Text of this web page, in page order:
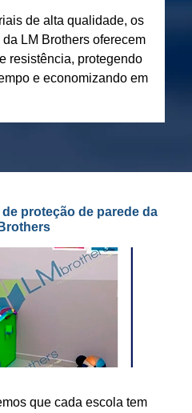
de alta qualidade, os
LM Brothers oferecem
resistência, protegendo
e economizando em
proteção de parede da
que cada escola tem